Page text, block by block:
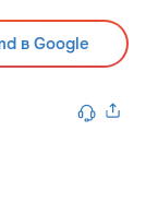
в Google